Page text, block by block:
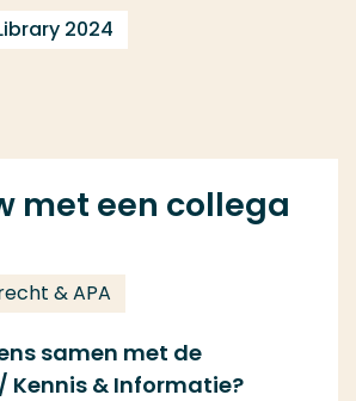
2024
met een collega
& APA
samen met de
Kennis & Informatie?